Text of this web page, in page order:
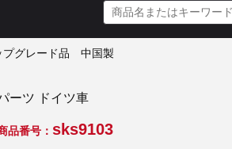
プグレード品 中国製
ーツ ドイツ車
品番号： sks9103